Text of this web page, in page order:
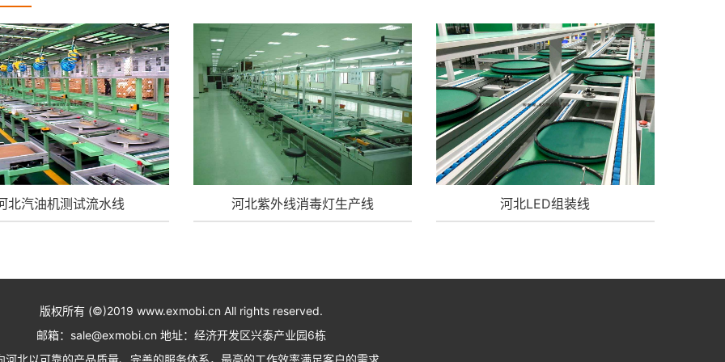
北汽油机测试流水线 河北紫外线消毒灯生产线 河北LED组装线
版权所有 (©)2019 www.exmobi.cn All rights reserved.
邮箱：sale@exmobi.cn 地址：经济开发区兴泰产业园6栋